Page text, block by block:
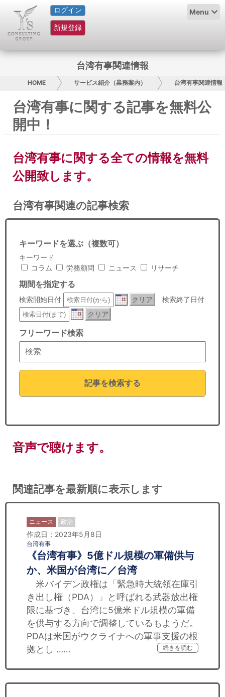
ログイン
新規登録
Menu
HOME
サービス紹介
グループ概要
採用情報
お問い合わせ
日本人にPR
コンサルティング
リサーチ
ＩＴ
飲食店情報
台湾有事関連情報
HOME サービス紹介（業務案内） 台湾有事関連情報
台湾有事に関する記事を無料公
開中！
台湾有事に関する全ての情報を無料
公開致します。
台湾有事関連の記事検索
キーワードを選ぶ（複数可）
キーワード
コラム
労務顧問 ニュース リサーチ
期間を指定する
検索開始日付 クリア
検索終了日付
クリア
フリーワード検索
記事を検索する
音声で聴けます。
関連記事を最新順に表示します
ニュース 政治
作成日：2023年5月8日
台湾有事
《台湾有事》5億ドル規模の軍備供与
か、米国が台湾に／台湾
米バイデン政権は「緊急時大統領在庫引
き出し権（PDA）」と呼ばれる武器放出権
限に基づき、台湾に5億米ドル規模の軍備
を供与する方向で調整しているもようだ。
PDAは米国がウクライナへの軍事支援の根
拠とし ……
続きを読む